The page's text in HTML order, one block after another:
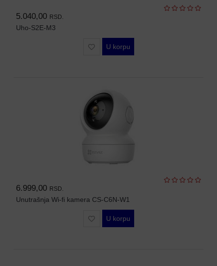
5.040,00 RSD.
Uho-S2E-M3
U korpu
6.999,00 RSD.
Unutrašnja Wi-fi kamera CS-C6N-W1
U korpu